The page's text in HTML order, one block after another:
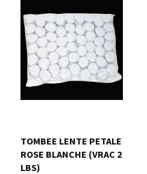
TOMBEE LENTE PETALE
ROSE BLANCHE (VRAC 2
LBS)